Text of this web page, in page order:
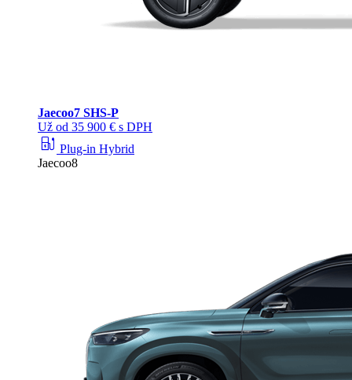
Jaecoo7 SHS-P
Už od 35 900 € s DPH
ev_station Plug-in Hybrid
Jaecoo8